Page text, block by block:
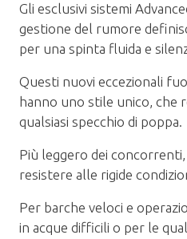
Gli esclusivi sistemi
gestione del rumore
per una spinta fluida e
Questi nuovi eccezionali
hanno uno stile unico, che
qualsiasi specchio di poppa.
Più leggero dei
resistere alle rigide
Per barche veloci e
in acque difficili o per le